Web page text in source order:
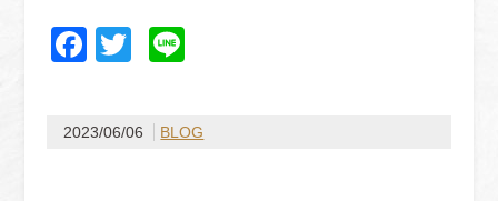
Facebook
Twitter
2023/06/06 BLOG